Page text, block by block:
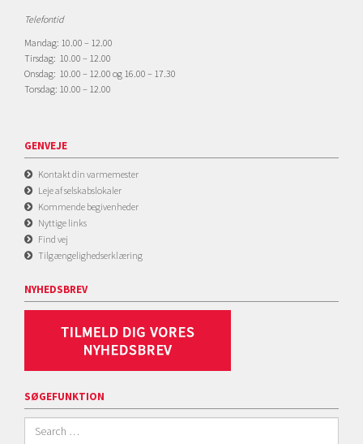
Telefontid
Mandag: 10.00 – 12.00
Tirsdag: 10.00 – 12.00
Onsdag: 10.00 – 12.00 og 16.00 – 17.30
Torsdag: 10.00 – 12.00
GENVEJE
Kontakt din varmemester
Leje af selskabslokaler
Kommende begivenheder
Nyttige links
Find vej
Tilgængelighedserklæring
NYHEDSBREV
SØGEFUNKTION